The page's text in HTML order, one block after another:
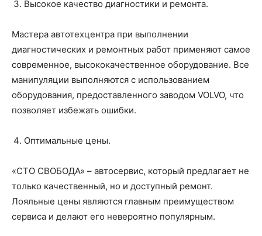
Высокое качество диагностики и ремонта.
Мастера автотехцентра при выполнении
диагностических и ремонтных работ применяют самое
современное, высококачественное оборудование. Все
манипуляции выполняются с использованием
оборудования, предоставленного заводом VOLVO, что
позволяет избежать ошибки.
Оптимальные цены.
«СТО СВОБОДА» – автосервис, который предлагает не
только качественный, но и доступный ремонт.
Лояльные цены являются главным преимуществом
сервиса и делают его невероятно популярным.